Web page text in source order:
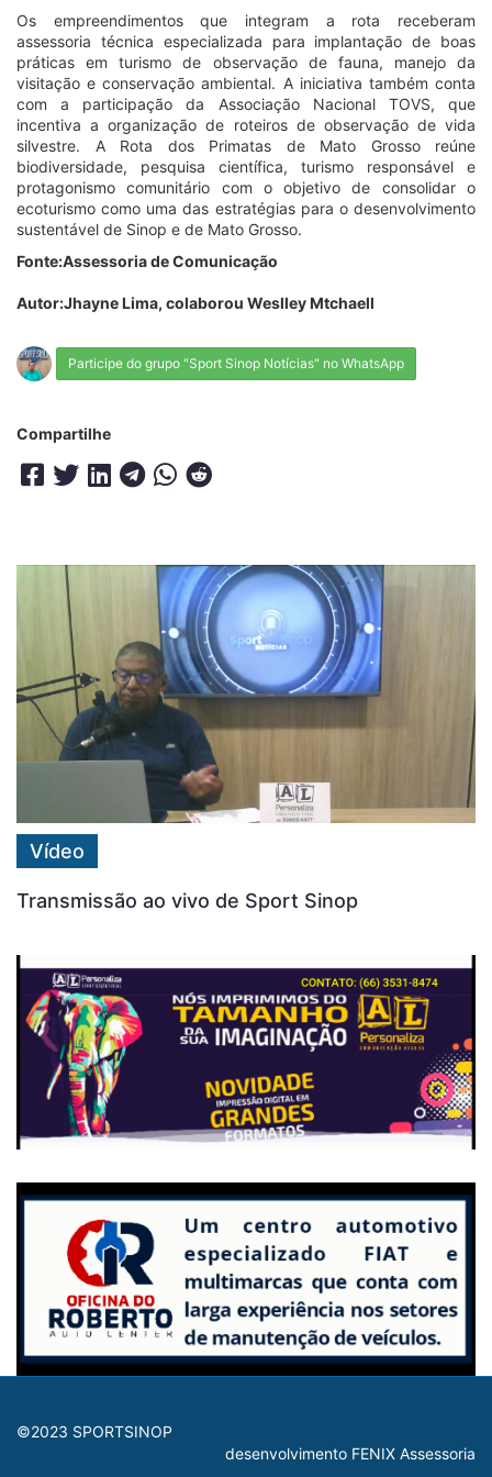
Os empreendimentos que integram a rota receberam
assessoria técnica especializada para implantação de boas
práticas em turismo de observação de fauna, manejo da
visitação e conservação ambiental. A iniciativa também conta
com a participação da Associação Nacional TOVS, que
incentiva a organização de roteiros de observação de vida
silvestre. A Rota dos Primatas de Mato Grosso reúne
biodiversidade, pesquisa científica, turismo responsável e
protagonismo comunitário com o objetivo de consolidar o
ecoturismo como uma das estratégias para o desenvolvimento
sustentável de Sinop e de Mato Grosso.
Fonte:Assessoria de Comunicação
Autor:Jhayne Lima, colaborou Weslley Mtchaell
Participe do grupo "Sport Sinop Notícias" no WhatsApp
Compartilhe
Vídeo
Transmissão ao vivo de Sport Sinop
©2023 SPORTSINOP
desenvolvimento FENIX Assessoria